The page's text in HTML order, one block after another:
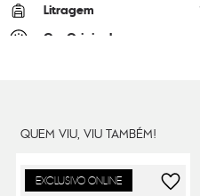
Litragem
Cor Original
QUEM VIU, VIU TAMBÉM!
EXCLUSIVO ONLINE